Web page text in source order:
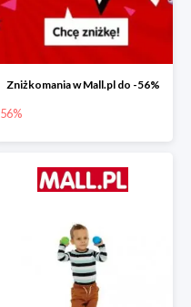
Zniżkomania w Mall.pl do -56%
56%